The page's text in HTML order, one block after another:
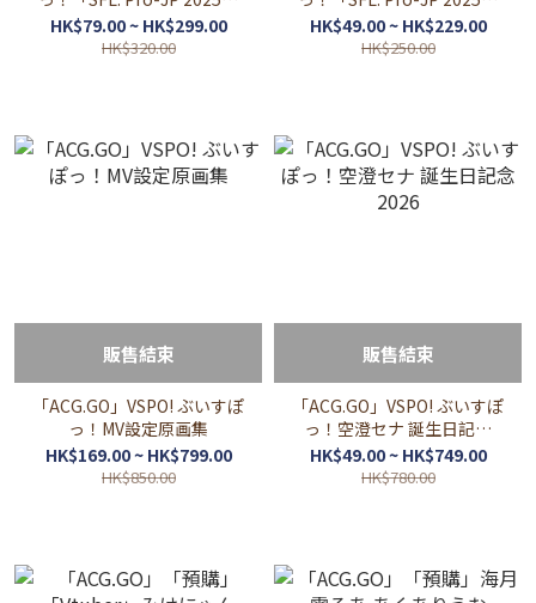
通販限定グッズ
HK$79.00 ~ HK$299.00
HK$320.00
会場販売グッズ
HK$49.00 ~ HK$229.00
HK$250.00
販售結束
「ACG.GO」VSPO! ぶいすぽ
っ！MV設定原画集
HK$169.00 ~ HK$799.00
HK$850.00
販售結束
「ACG.GO」VSPO! ぶいすぽ
っ！空澄セナ 誕生日記念
2026
HK$49.00 ~ HK$749.00
HK$780.00